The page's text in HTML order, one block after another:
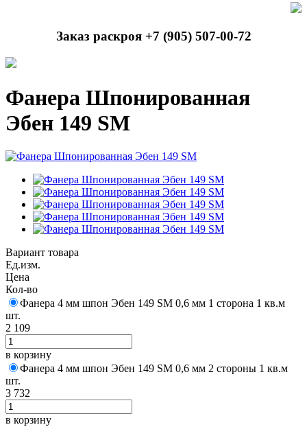
Заказ раскроя +7 (905) 507-00-72
Фанера Шпонированная
Эбен 149 SM
Вариант товара
Ед.изм.
Цена
Кол-во
Фанера 4 мм шпон Эбен 149 SM 0,6 мм 1 сторона 1 кв.м
шт.
2 109
в корзину
Фанера 4 мм шпон Эбен 149 SM 0,6 мм 2 стороны 1 кв.м
шт.
3 732
в корзину